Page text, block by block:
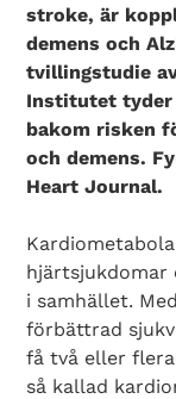
stroke, är
demens och
tvillingstudie
Institutet tyder
bakom risken
och demens.
Heart Journal.
hjärtsjukdomar
i samhället.
förbättrad
få två eller
så kallad